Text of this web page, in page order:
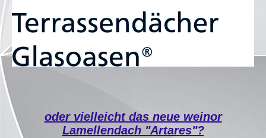
oder vielleicht das neue weinor
Lamellendach "Artares"?